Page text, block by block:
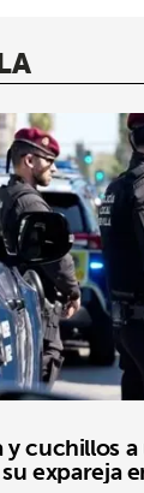
cuchillos
expareja